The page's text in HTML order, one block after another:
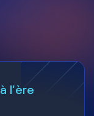
à l’ère